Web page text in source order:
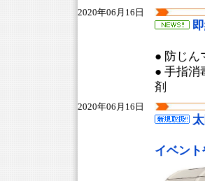
2020年06月16日
● 防じん
● 手指消
剤
2020年06月16日
イベン